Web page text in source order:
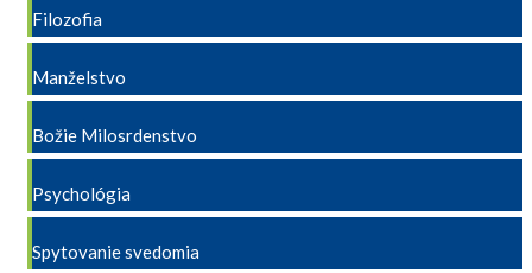
Filozofia
Manželstvo
Božie Milosrdenstvo
Psychológia
Spytovanie svedomia